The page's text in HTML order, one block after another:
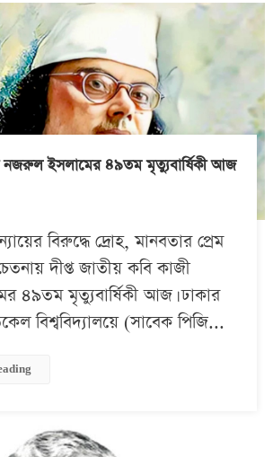
নজরুল ইসলামের ৪৯তম মৃত্যুবার্ষিকী আজ
বিরুদ্ধে দ্রোহ, মানবতার প্রেম
দীপ্ত জাতীয় কবি কাজী
৪৯তম মৃত্যুবার্ষিকী আজ। ঢাকার
বিশ্ববিদ্যালয়ে (সাবেক পিজি...